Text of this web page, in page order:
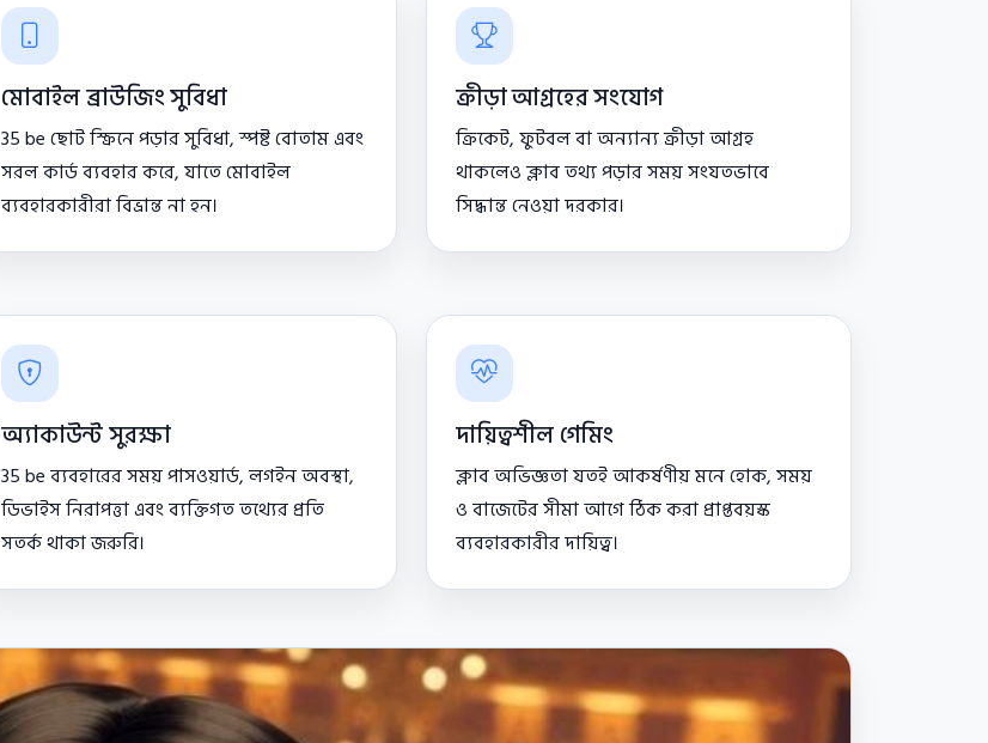
মোবাইল ব্রাউজিং সুবিধা
35 be ছোট স্ক্রিনে পড়ার সুবিধা, স্পষ্ট বোতাম এবং
সরল কার্ড ব্যবহার করে, যাতে মোবাইল
ব্যবহারকারীরা বিভ্রান্ত না হন।
ক্রীড়া আগ্রহের সংযোগ
ক্রিকেট, ফুটবল বা অন্যান্য ক্রীড়া আগ্রহ
থাকলেও ক্লাব তথ্য পড়ার সময় সংযতভাবে
সিদ্ধান্ত নেওয়া দরকার।
অ্যাকাউন্ট সুরক্ষা
35 be ব্যবহারের সময় পাসওয়ার্ড, লগইন অবস্থা,
ডিভাইস নিরাপত্তা এবং ব্যক্তিগত তথ্যের প্রতি
সতর্ক থাকা জরুরি।
দায়িত্বশীল গেমিং
ক্লাব অভিজ্ঞতা যতই আকর্ষণীয় মনে হোক, সময়
ও বাজেটের সীমা আগে ঠিক করা প্রাপ্তবয়স্ক
ব্যবহারকারীর দায়িত্ব।